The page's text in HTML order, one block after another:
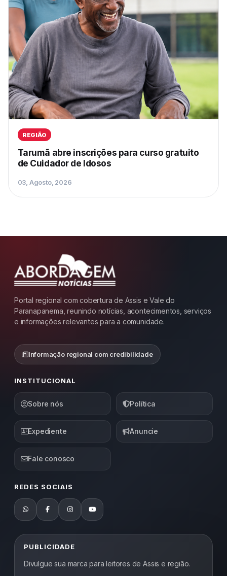
REGIÃO
Tarumã abre inscrições para curso gratuito
de Cuidador de Idosos
03, Agosto, 2026
Portal regional com cobertura de Assis e Vale do
Paranapanema, reunindo notícias, acontecimentos, serviços
e informações relevantes para a comunidade.
Informação regional com credibilidade
INSTITUCIONAL
Sobre nós Política
Expediente Anuncie
Fale conosco
REDES SOCIAIS
PUBLICIDADE
Divulgue sua marca para leitores de Assis e região.